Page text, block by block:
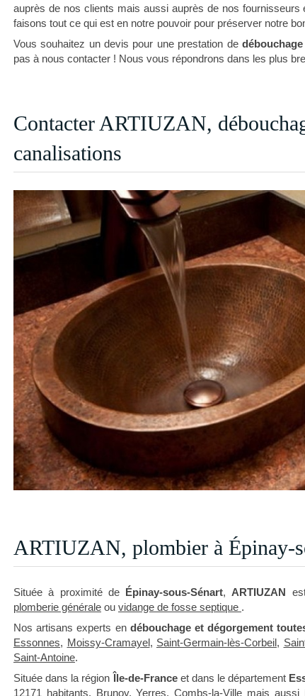
auprès de nos clients mais aussi auprès de nos
faisons tout ce qui est en notre pouvoir pour préserver notre
Vous souhaitez un devis pour une prestation de
pas à nous contacter ! Nous vous répondrons dans les plus
Contacter ARTIUZAN,
canalisations
ARTIUZAN, plombier à Épinay-
Située à proximité de Épinay-sous-Sénart, ARTIUZAN
plomberie générale ou vidange de fosse septique .
Nos artisans experts en débouchage et dégorgement
Essonnes, Moissy-Cramayel, Saint-Germain-lès-Corbeil,
Saint-Antoine.
Située dans la région Île-de-Franceet dans le département
12171 habitants. Brunoy, Yerres, Combs-la-Ville mais